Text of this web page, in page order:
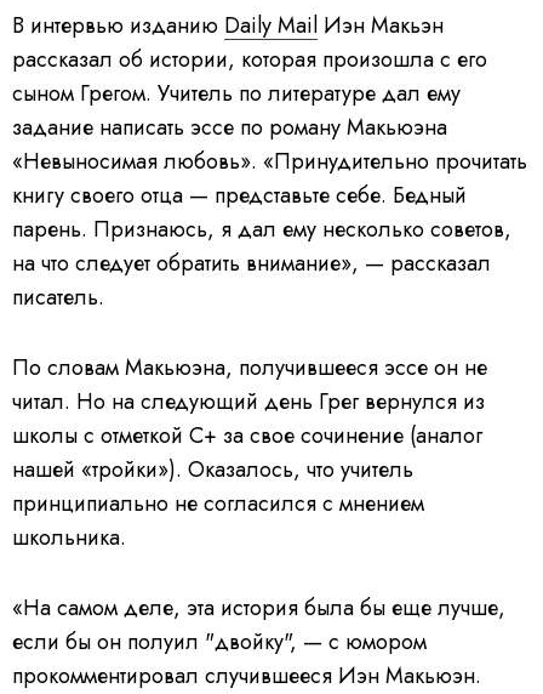
В интервью изданию Daily Mail Иэн Макьэн
рассказал об истории, которая произошла с его
сыном Грегом. Учитель по литературе дал ему
задание написать эссе по роману Макьюэна
«Невыносимая любовь». «Принудительно прочитать
книгу своего отца — представьте себе. Бедный
парень. Признаюсь, я дал ему несколько советов,
на что следует обратить внимание», — рассказал
писатель.
По словам Макьюэна, получившееся эссе он не
читал. Но на следующий день Грег вернулся из
школы с отметкой C+ за свое сочинение (аналог
нашей «тройки»). Оказалось, что учитель
принципиально не согласился с мнением
школьника.
«На самом деле, эта история была бы еще лучше,
если бы он полуил "двойку", — с юмором
прокомментировал случившееся Иэн Макьюэн.